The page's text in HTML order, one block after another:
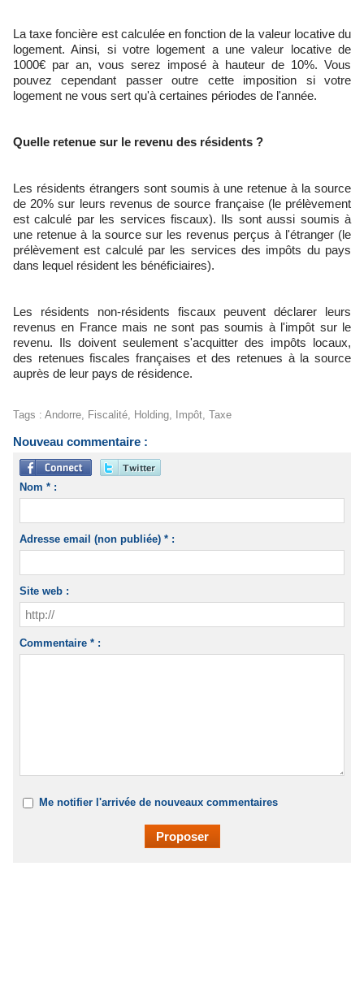
La taxe foncière est calculée en fonction de la valeur locative du
logement. Ainsi, si votre logement a une valeur locative de
1000€ par an, vous serez imposé à hauteur de 10%. Vous
pouvez cependant passer outre cette imposition si votre
logement ne vous sert qu'à certaines périodes de l'année.
Quelle retenue sur le revenu des résidents ?
Les résidents étrangers sont soumis à une retenue à la source
de 20% sur leurs revenus de source française (le prélèvement
est calculé par les services fiscaux). Ils sont aussi soumis à
une retenue à la source sur les revenus perçus à l'étranger (le
prélèvement est calculé par les services des impôts du pays
dans lequel résident les bénéficiaires).
Les résidents non-résidents fiscaux peuvent déclarer leurs
revenus en France mais ne sont pas soumis à l'impôt sur le
revenu. Ils doivent seulement s'acquitter des impôts locaux,
des retenues fiscales françaises et des retenues à la source
auprès de leur pays de résidence.
Tags : Andorre, Fiscalité, Holding, Impôt, Taxe
Nouveau commentaire :
Nom * :
Adresse email (non publiée) * :
Site web :
Commentaire * :
Me notifier l'arrivée de nouveaux commentaires